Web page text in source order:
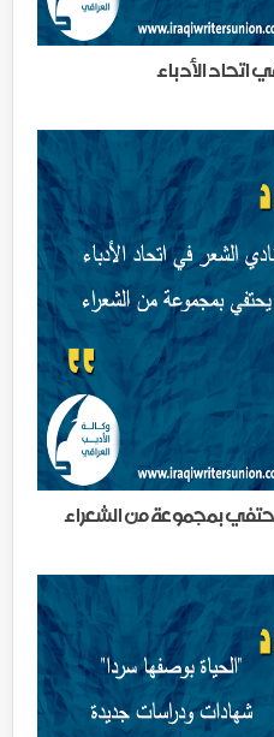
اتحاد الأدباء
بمجموعة من الشعراء